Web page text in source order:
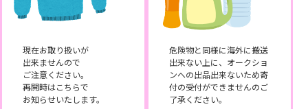
現在お取り扱いが
出来ませんので
ご注意ください。
再開時はこちらで
お知らせいたします。
危険物と同様に海外に搬送
出来ない上に、オークショ
ンへの出品出来ないため寄
付の受付ができませんのご
了承ください。